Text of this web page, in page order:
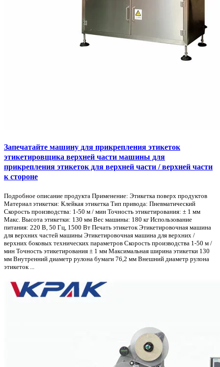
Запечатайте машину для прикрепления этикеток
этикетировщика верхней части машины для
прикрепления этикеток для верхней части / верхней части
к стороне
Подробное описание продукта Применение: Этикетка поверх продуктов
Материал этикетки: Клейкая этикетка Тип привода: Пневматический
Скорость производства: 1-50 м / мин Точность этикетирования: ± 1 мм
Макс. Высота этикетки: 130 мм Вес машины: 180 кг Использование
питания: 220 В, 50 Гц, 1500 Вт Печать этикеток Этикетировочная машина
для верхних частей машины Этикетировочная машина для верхних /
верхних боковых технических параметров Скорость производства 1-50 м /
мин Точность этикетирования ± 1 мм Максимальная ширина этикетки 130
мм Внутренний диаметр рулона бумаги 76,2 мм Внешний диаметр рулона
этикеток ...